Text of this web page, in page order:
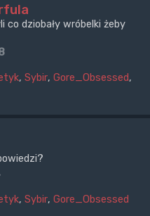
co dziobały wróbelki żeby
, Sybir, Gore_Obsessed,
, Sybir, Gore_Obsessed